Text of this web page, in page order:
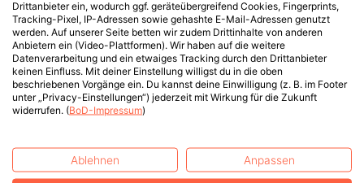
Drittanbieter ein, wodurch ggf. geräteübergreifend Cookies, Fingerprints,
Tracking-Pixel, IP-Adressen sowie gehashte E-Mail-Adressen genutzt
werden. Auf unserer Seite betten wir zudem Drittinhalte von anderen
Anbietern ein (Video-Plattformen). Wir haben auf die weitere
Datenverarbeitung und ein etwaiges Tracking durch den Drittanbieter
keinen Einfluss. Mit deiner Einstellung willigst du in die oben
beschriebenen Vorgänge ein. Du kannst deine Einwilligung (z. B. im Footer
unter „Privacy-Einstellungen“) jederzeit mit Wirkung für die Zukunft
widerrufen. (BoD-Impressum)
Ablehnen Anpassen